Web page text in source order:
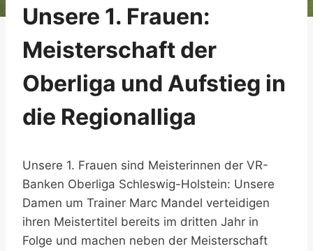
Unsere 1. Frauen:
Meisterschaft der
Oberliga und Aufstieg in
die Regionalliga
Unsere 1. Frauen sind Meisterinnen der VR-
Banken Oberliga Schleswig-Holstein: Unsere
Damen um Trainer Marc Mandel verteidigen
ihren Meistertitel bereits im dritten Jahr in
Folge und machen neben der Meisterschaft